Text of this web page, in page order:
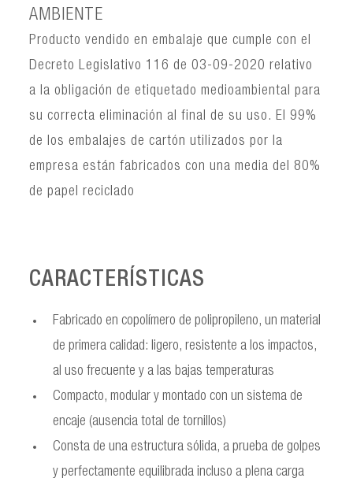
AMBIENTE
Producto vendido en embalaje que cumple con el
Decreto Legislativo 116 de 03-09-2020 relativo
a la obligación de etiquetado medioambiental para
su correcta eliminación al final de su uso. El 99%
de los embalajes de cartón utilizados por la
empresa están fabricados con una media del 80%
de papel reciclado
CARACTERÍSTICAS
Fabricado en copolímero de polipropileno, un material
de primera calidad: ligero, resistente a los impactos,
al uso frecuente y a las bajas temperaturas
Compacto, modular y montado con un sistema de
encaje (ausencia total de tornillos)
Consta de una estructura sólida, a prueba de golpes
y perfectamente equilibrada incluso a plena carga